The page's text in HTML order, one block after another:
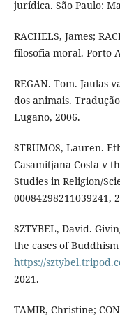
jurídica. São Paulo:
RACHELS, James;
filosofia moral. Porto
REGAN. Tom. Jaulas
dos animais.
Lugano, 2006.
STRUMOS, Lauren.
Casamitjana Costa v
Studies in Religion/
00084298211039241,
SZTYBEL, David.
the cases of
https://
2021.
TAMIR, Christine;